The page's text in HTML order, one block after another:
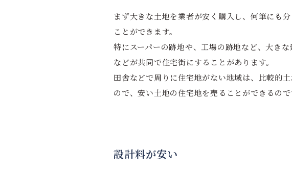
まず大きな土地を業者が安く購入し、何筆にも
ことができます。
特にスーパーの跡地や、工場の跡地など、大き
などが共同で住宅街にすることがあります。
田舎などで周りに住宅地がない地域は、比較的
ので、安い土地の住宅地を売ることができるので
設計料が安い